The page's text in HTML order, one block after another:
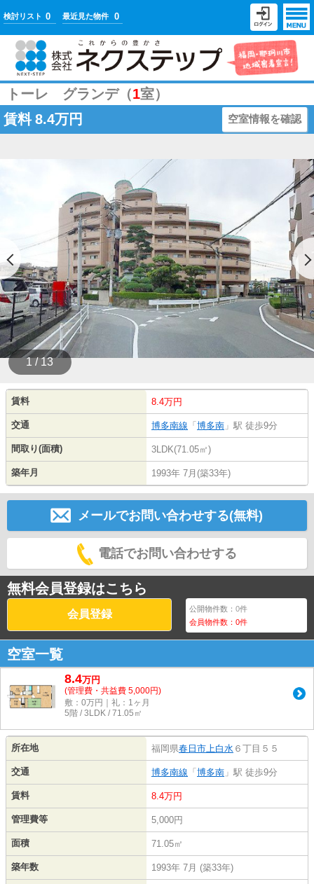
検討リスト 0 最近見た物件 0
トーレ グランデ（1室）
賃料 8.4万円 空室情報を確認
1 / 13
賃料 8.4万円
交通 博多南線 「博多南 」駅 徒歩9分
間取り(面積) 3LDK(71.05㎡)
築年月 1993年 7月(築33年)
メールでお問い合わせする(無料)
電話でお問い合わせする
無料会員登録はこちら
会員登録 公開物件数：0件
会員物件数：0件
空室一覧
8.4万円
(管理費・共益費 5,000円)
敷：0万円｜礼：1ヶ月
5階 / 3LDK / 71.05㎡
所在地 福岡県春日市 上白水 ６丁目５５
交通 博多南線 「博多南 」駅 徒歩9分
賃料 8.4万円
管理費等 5,000円
面積 71.05㎡
築年数 1993年 7月 (築33年)